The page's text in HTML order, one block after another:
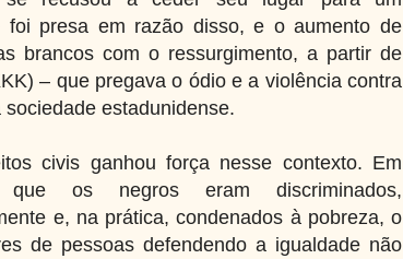
foi presa em razão disso, e o aumento de
brancos com o ressurgimento, a partir de
– que pregava o ódio e a violência contra
estadunidense.
civis ganhou força nesse contexto. Em
os negros eram discriminados,
e, na prática, condenados à pobreza, o
de pessoas defendendo a igualdade não